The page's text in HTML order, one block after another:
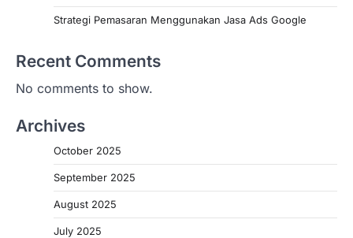
Strategi Pemasaran Menggunakan Jasa Ads Google
Recent Comments
No comments to show.
Archives
October 2025
September 2025
August 2025
July 2025